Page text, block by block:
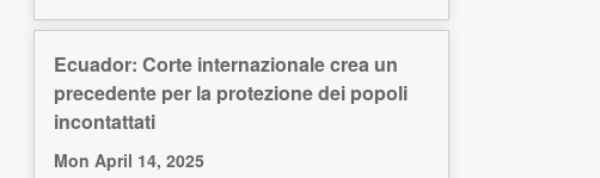
Ecuador: Corte internazionale crea un
precedente per la protezione dei popoli
incontattati
Mon April 14, 2025